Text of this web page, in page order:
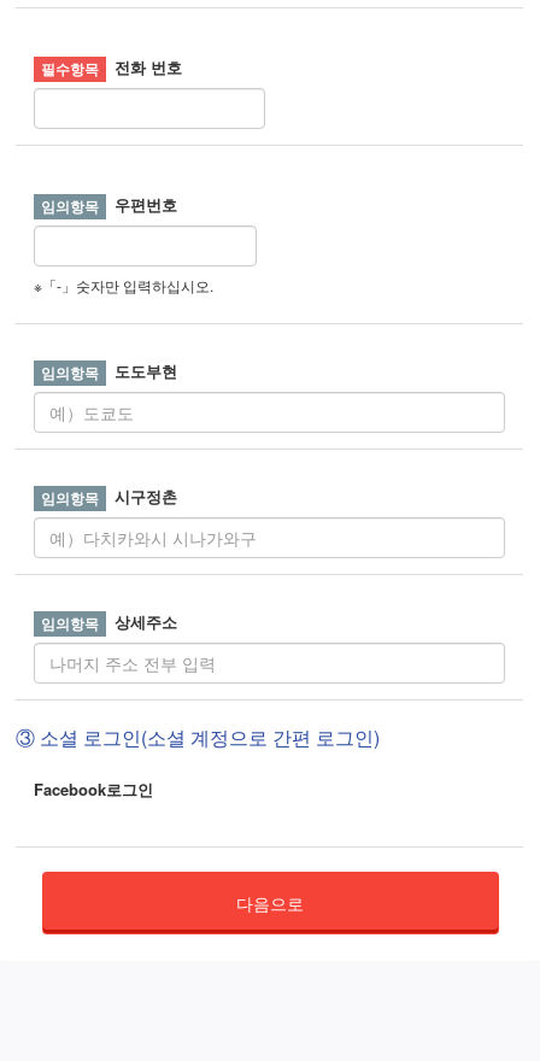
전화 번호
우편번호
※「-」숫자만 입력하십시오.
도도부현
시구정촌
상세주소
③ 소셜 로그인(소셜 계정으로 간편 로그인)
Facebook로그인